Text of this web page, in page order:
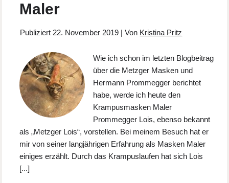
Maler
Publiziert 22. November 2019 |Von Kristina Pritz
Wie ich schon im letzten Blogbeitrag
über die Metzger Masken und
Hermann Prommegger berichtet
habe, werde ich heute den
Krampusmasken Maler
Prommegger Lois, ebenso bekannt
als „Metzger Lois“, vorstellen. Bei meinem Besuch hat er
mir von seiner langjährigen Erfahrung als Masken Maler
einiges erzählt. Durch das Krampuslaufen hat sich Lois
[...]